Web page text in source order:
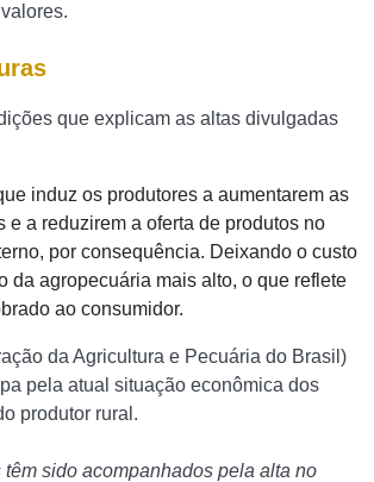
que explicam as altas divulgadas
induz os produtores a aumentarem as
e a reduzirem a oferta de produtos no
por consequência. Deixando o custo
da agropecuária mais alto, o que reflete
ao consumidor.
da Agricultura e Pecuária do Brasil)
pela atual situação econômica dos
produtor rural.
têm sido acompanhados pela alta no